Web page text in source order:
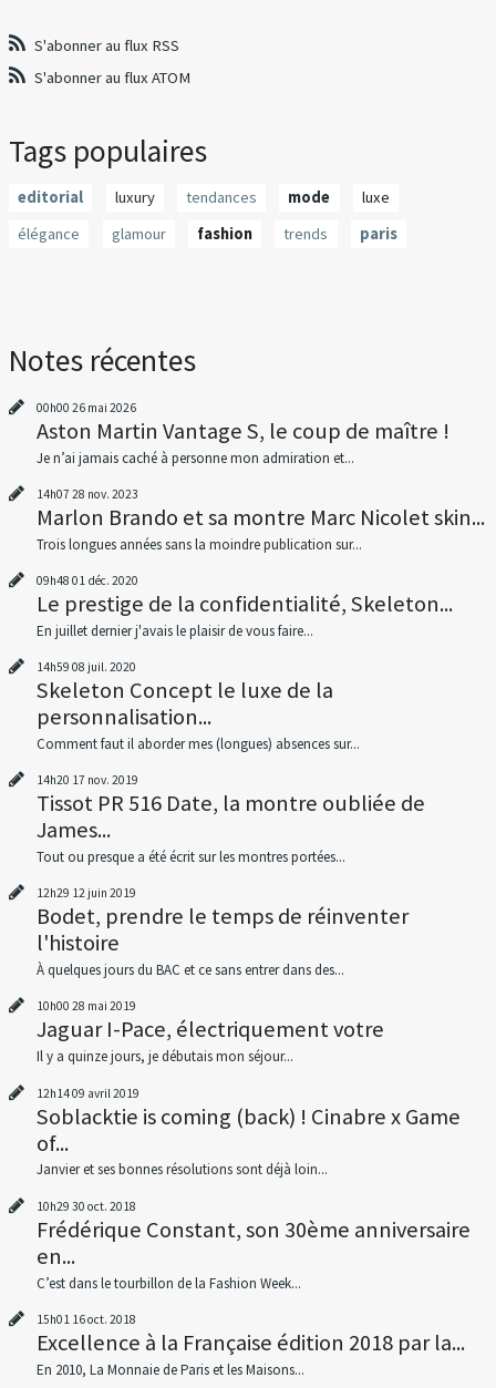
S'abonner au flux RSS
S'abonner au flux ATOM
Tags populaires
editorial luxury tendances mode
luxe
élégance
glamour fashion trends paris
Notes récentes
00h00 26 mai 2026
Aston Martin Vantage S, le coup de maître !
Je n’ai jamais caché à personne mon admiration et...
14h07 28 nov. 2023
Marlon Brando et sa montre Marc Nicolet skin...
Trois longues années sans la moindre publication sur...
09h48 01 déc. 2020
Le prestige de la confidentialité, Skeleton...
En juillet dernier j'avais le plaisir de vous faire...
14h59 08 juil. 2020
Skeleton Concept le luxe de la
personnalisation...
Comment faut il aborder mes (longues) absences sur...
14h20 17 nov. 2019
Tissot PR 516 Date, la montre oubliée de
James...
Tout ou presque a été écrit sur les montres portées...
12h29 12 juin 2019
Bodet, prendre le temps de réinventer
l'histoire
À quelques jours du BAC et ce sans entrer dans des...
10h00 28 mai 2019
Jaguar I-Pace, électriquement votre
Il y a quinze jours, je débutais mon séjour...
12h1409 avril 2019
Soblacktie is coming (back) ! Cinabre x Game
of...
Janvier et ses bonnes résolutions sont déjà loin...
10h29 30 oct. 2018
Frédérique Constant, son 30ème anniversaire
en...
C’est dans le tourbillon de la Fashion Week...
15h01 16oct. 2018
Excellence à la Française édition 2018 par la...
En 2010, La Monnaie de Paris et les Maisons...